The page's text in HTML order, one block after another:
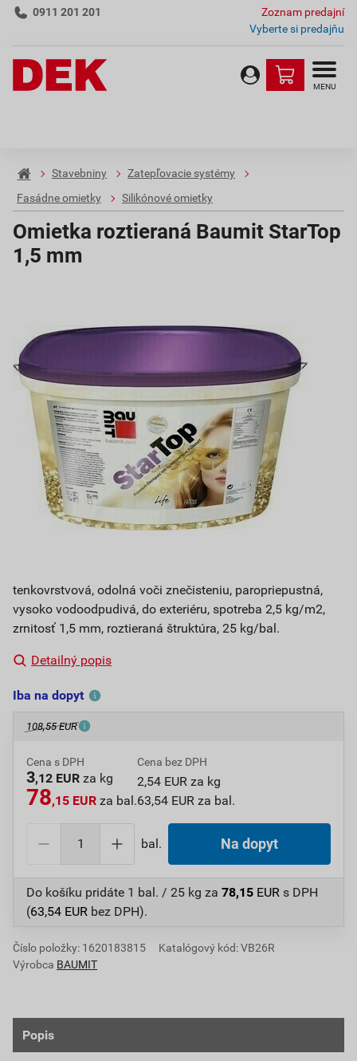
0911 201 201
Zoznam predajní
Vyberte si predajňu
MENU
Stavebniny
Zatepľovacie systémy
Fasádne omietky
Silikónové omietky
Omietka roztieraná Baumit StarTop
1,5 mm
tenkovrstvová, odolná voči znečisteniu, paropriepustná,
vysoko vodoodpudivá, do exteriéru, spotreba 2,5 kg/m2,
zrnitosť 1,5 mm, roztieraná štruktúra, 25 kg/bal.
Detailný popis
Iba na dopyt
108,55 EUR
Cena s DPH
3,12 EUR za kg
78,15 EUR za bal.
Cena bez DPH
2,54 EUR za kg
63,54 EUR za bal.
bal. Na dopyt
Do košíku pridáte 1 bal. / 25 kg za 78,15 EUR s DPH
(63,54 EUR bez DPH).
Číslo položky: 1620183815
Katalógový kód: VB26R
Výrobca BAUMIT
Popis